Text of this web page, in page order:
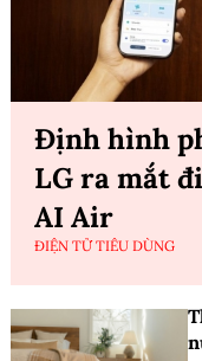
Định hình
LG ra mắt
AI Air
ĐIỆN TỬ TIÊU DÙNG